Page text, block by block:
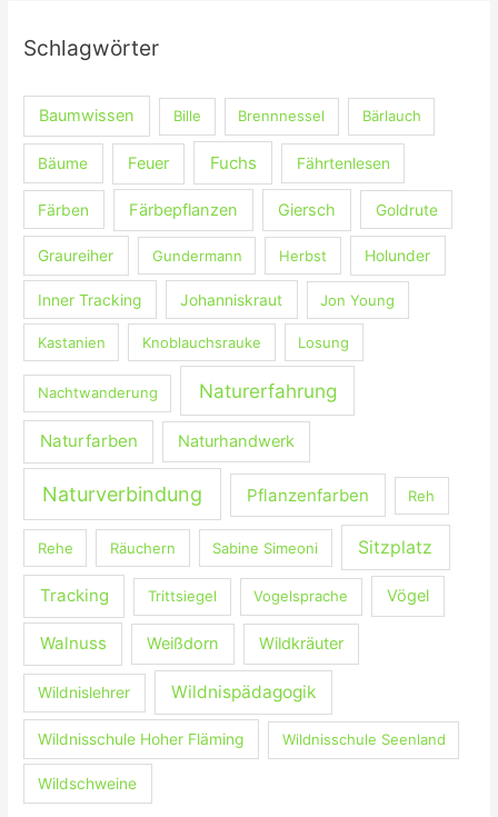
n
c
Schlagwörter
Baumwissen Bille Brennnessel Bärlauch
Bäume Feuer Fuchs Fährtenlesen
Färben Färbepflanzen Giersch Goldrute
Graureiher Gundermann Herbst Holunder
Inner Tracking Johanniskraut Jon Young
Kastanien Knoblauchsrauke Losung
Nachtwanderung Naturerfahrung
Naturfarben Naturhandwerk
Naturverbindung Pflanzenfarben Reh
Rehe Räuchern Sabine Simeoni Sitzplatz
Tracking Trittsiegel Vogelsprache Vögel
Walnuss Weißdorn Wildkräuter
Wildnislehrer Wildnispädagogik
Wildnisschule Hoher Fläming Wildnisschule Seenland
Wildschweine